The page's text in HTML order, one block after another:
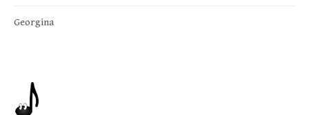
Georgina